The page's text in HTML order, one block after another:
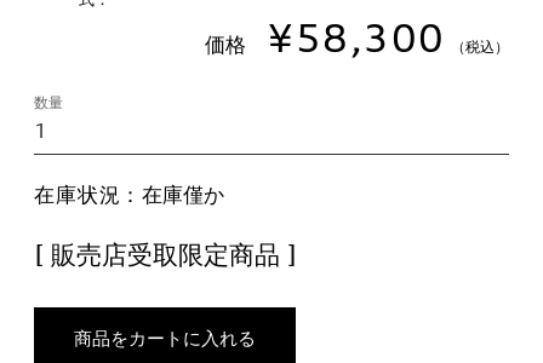
価格 ¥58,300 （税込）
数量
在庫状況：在庫僅か
[ 販売店受取限定商品 ]
商品をカートに入れる